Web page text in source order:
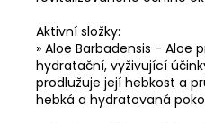
Aktivní složky:
» Aloe Barbadensis - Aloe
hydratační, vyživující
prodlužuje její hebkost a
hebká a hydratovaná